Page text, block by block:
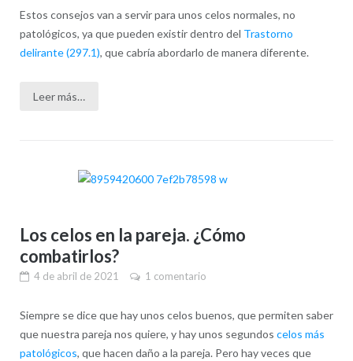
Estos consejos van a servir para unos celos normales, no
patológicos, ya que pueden existir dentro del Trastorno
delirante (297.1), que cabría abordarlo de manera diferente.
Leer más…
Los celos en la pareja. ¿Cómo
combatirlos?
4 de abril de 2021 1 comentario
Siempre se dice que hay unos celos buenos, que permiten saber
que nuestra pareja nos quiere, y hay unos segundos celos más
patológicos, que hacen daño a la pareja. Pero hay veces que